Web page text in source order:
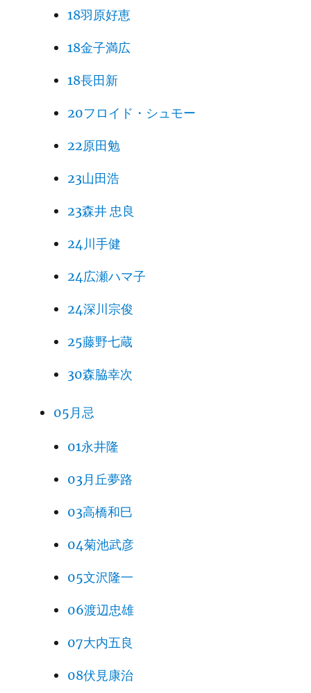
18羽原好恵
18金子満広
18長田新
20フロイド・シュモー
22原田勉
23山田浩
23森井 忠良
24川手健
24広瀬ハマ子
24深川宗俊
25藤野七蔵
30森脇幸次
05月忌
01永井隆
03月丘夢路
03高橋和巳
04菊池武彦
05文沢隆一
06渡辺忠雄
07大内五良
08伏見康治